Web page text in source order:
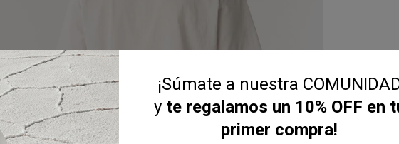
¡Súmate a nuestra
y te regalamos un 10% OFF en
primer compra!